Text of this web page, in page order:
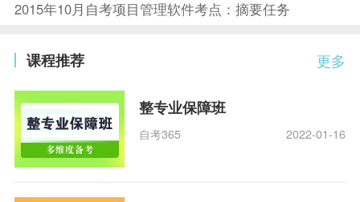
2015年10月自考项目管理软件考点：摘要任务
更多
课程推荐
整专业保障班
自考365 2022-01-16